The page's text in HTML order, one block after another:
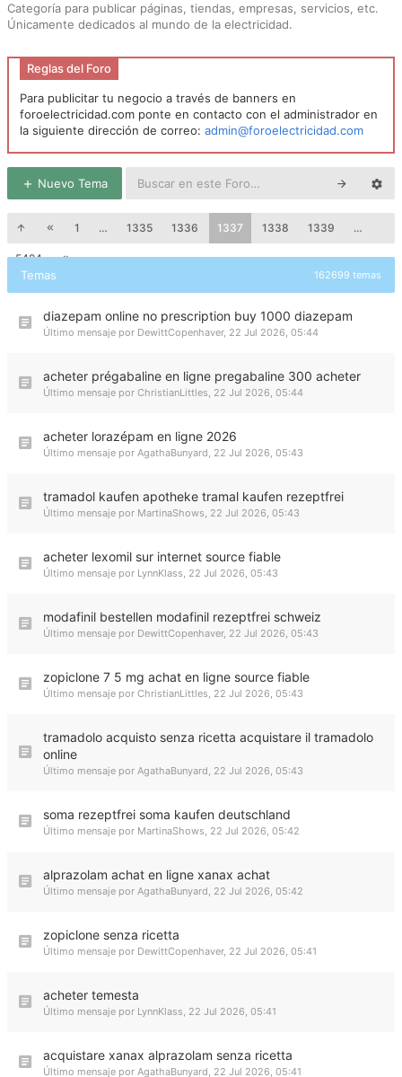
Categoría para publicar páginas, tiendas, empresas, servicios, etc.
Únicamente dedicados al mundo de la electricidad.
Reglas del Foro
Para publicitar tu negocio a través de banners en
foroelectricidad.com ponte en contacto con el administrador en
la siguiente dirección de correo: admin@foroelectricidad.com
Nuevo Tema
1 … 1335 1336 1337 1338 1339 …
5424
Temas 162699 temas
diazepam online no prescription buy 1000 diazepam
Último mensaje por DewittCopenhaver, 22 Jul 2026, 05:44
acheter prégabaline en ligne pregabaline 300 acheter
Último mensaje por ChristianLittles, 22 Jul 2026, 05:44
acheter lorazépam en ligne 2026
Último mensaje por AgathaBunyard, 22 Jul 2026, 05:43
tramadol kaufen apotheke tramal kaufen rezeptfrei
Último mensaje por MartinaShows, 22 Jul 2026, 05:43
acheter lexomil sur internet source fiable
Último mensaje por LynnKlass, 22 Jul 2026, 05:43
modafinil bestellen modafinil rezeptfrei schweiz
Último mensaje por DewittCopenhaver, 22 Jul 2026, 05:43
zopiclone 7 5 mg achat en ligne source fiable
Último mensaje por ChristianLittles, 22 Jul 2026, 05:43
tramadolo acquisto senza ricetta acquistare il tramadolo
online
Último mensaje por AgathaBunyard, 22 Jul 2026, 05:43
soma rezeptfrei soma kaufen deutschland
Último mensaje por MartinaShows, 22 Jul 2026, 05:42
alprazolam achat en ligne xanax achat
Último mensaje por AgathaBunyard, 22 Jul 2026, 05:42
zopiclone senza ricetta
Último mensaje por DewittCopenhaver, 22 Jul 2026, 05:41
acheter temesta
Último mensaje por LynnKlass, 22 Jul 2026, 05:41
acquistare xanax alprazolam senza ricetta
Último mensaje por AgathaBunyard, 22 Jul 2026, 05:41